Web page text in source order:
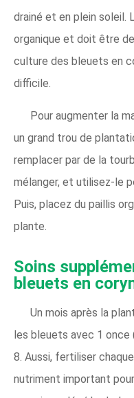
drainé et en plein soleil.
organique et doit être
culture des bleuets en
difficile.
Pour augmenter la
un grand trou de
remplacer par de la
mélanger, et utilisez-le
Puis, placez du paillis
plante.
Soins
bleuets en
Un mois après la
les bleuets avec 1 once
8. Aussi, fertiliser
nutriment important